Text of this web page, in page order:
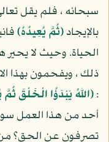
سبحانه ، فلم يقل
بالإيجاد(ثُمَّ يُعِيدُهُ)
الحياة. وحيث لا يحير
ذلك ، ويفحمون بهذا
:(اللهُ يَبْدَؤُا الْخَلْقَ ثُمَّ
أحد من هذا العمل
تصرفون عن الحق؟